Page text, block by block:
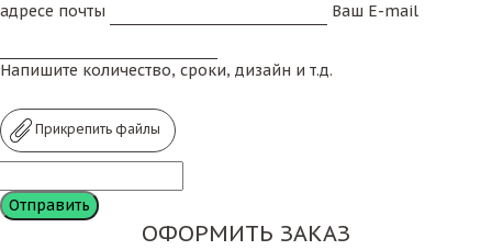
адресе почты
Ваш E-mail
Напишите количество, сроки, дизайн и т.д.
Прикрепить файлы
ОФОРМИТЬ ЗАКАЗ